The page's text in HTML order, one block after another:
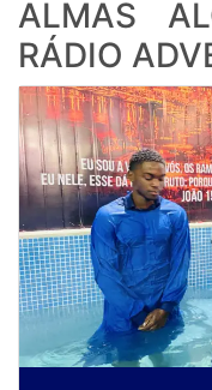
ALMAS
RÁDIO